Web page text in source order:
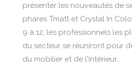
présenter les nouveautés de
phares Tmatt et Crystal In
9 à 12, les professionnels les
du secteur se réuniront pour
du mobilier et de l'intérieur…